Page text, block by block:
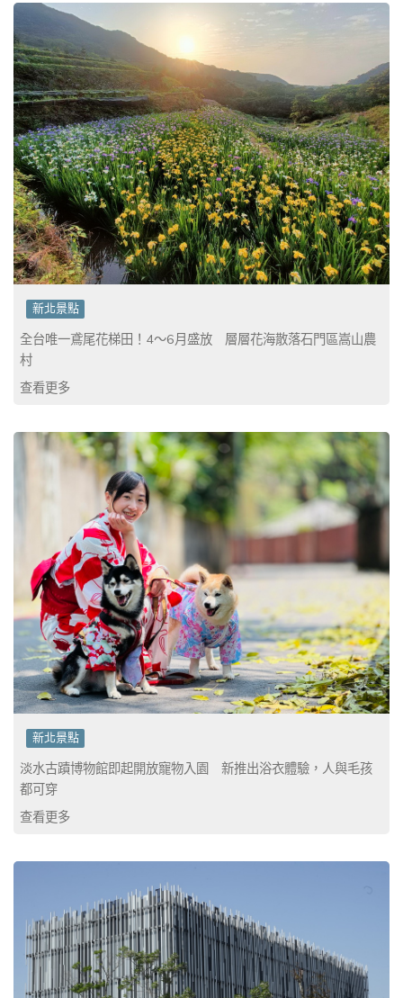
新北景點
全台唯一鳶尾花梯田！4～6月盛放 層層花海散落石門區嵩山農
村
查看更多
新北景點
淡水古蹟博物館即起開放寵物入園 新推出浴衣體驗，人與毛孩
都可穿
查看更多